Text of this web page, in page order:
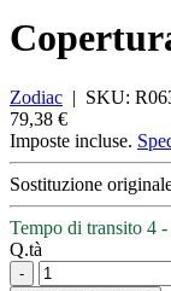
Zodiac | SKU:
79,38 €
Imposte incluse.
Sostituzione
Tempo di transito 4
Q.tà
-